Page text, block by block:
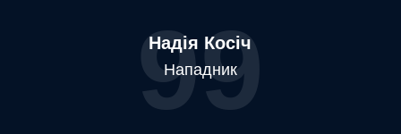
99
Надія Косіч
Нападник